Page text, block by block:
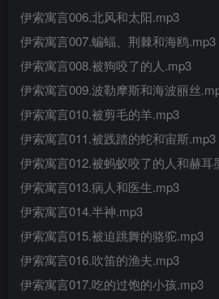
伊索寓言006.北风和太阳.mp3
伊索寓言007.蝙蝠、荆棘和海鸥.mp3
伊索寓言008.被狗咬了的人.mp3
伊索寓言009.波勒摩斯和海波丽丝
伊索寓言010.被剪毛的羊.mp3
伊索寓言011.被践踏的蛇和宙斯.mp3
伊索寓言012.被蚂蚁咬了的人和赫耳
伊索寓言013.病人和医生.mp3
伊索寓言014.半神.mp3
伊索寓言015.被迫跳舞的骆驼.mp3
伊索寓言016.吹笛的渔夫.mp3
伊索寓言017.吃的过饱的小孩.mp3